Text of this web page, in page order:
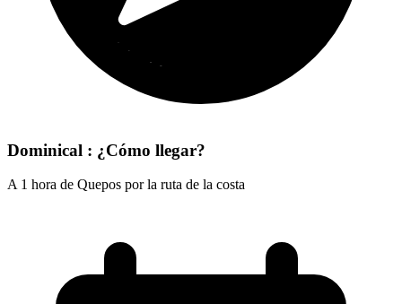
Dominical : ¿Cómo llegar?
A 1 hora de Quepos por la ruta de la costa